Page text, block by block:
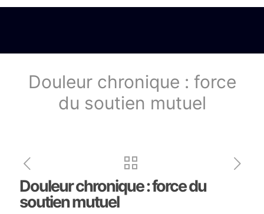
Douleur chronique : force
du soutien mutuel
Douleur chronique : force du
soutien mutuel